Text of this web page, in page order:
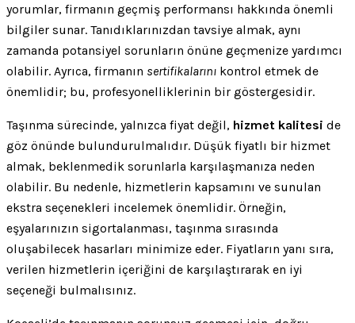
yorumlar, firmanın geçmiş performansı hakkında önemli
bilgiler sunar. Tanıdıklarınızdan tavsiye almak, aynı
zamanda potansiyel sorunların önüne geçmenize yardımcı
olabilir. Ayrıca, firmanın sertifikalarını kontrol etmek de
önemlidir; bu, profesyonelliklerinin bir göstergesidir.
Taşınma sürecinde, yalnızca fiyat değil, hizmet kalitesi de
göz önünde bulundurulmalıdır. Düşük fiyatlı bir hizmet
almak, beklenmedik sorunlarla karşılaşmanıza neden
olabilir. Bu nedenle, hizmetlerin kapsamını ve sunulan
ekstra seçenekleri incelemek önemlidir. Örneğin,
eşyalarınızın sigortalanması, taşınma sırasında
oluşabilecek hasarları minimize eder. Fiyatların yanı sıra,
verilen hizmetlerin içeriğini de karşılaştırarak en iyi
seçeneği bulmalısınız.